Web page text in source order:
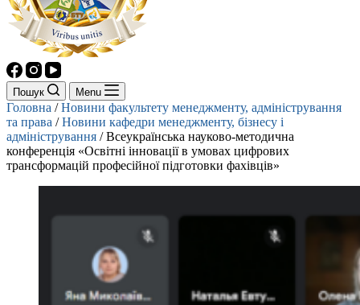
Пошук Menu
Головна /Новини факультету менеджменту, адміністрування
та права /Новини кафедри менеджменту, бізнесу і
адміністрування /Всеукраїнська науково-методична
конференція «Освітні інновації в умовах цифрових
трансформацій професійної підготовки фахівців»